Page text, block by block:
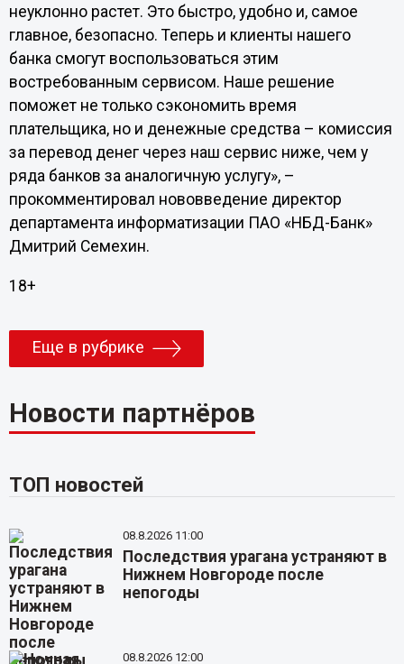
неуклонно растет. Это быстро, удобно и, самое
главное, безопасно. Теперь и клиенты нашего
банка смогут воспользоваться этим
востребованным сервисом. Наше решение
поможет не только сэкономить время
плательщика, но и денежные средства – комиссия
за перевод денег через наш сервис ниже, чем у
ряда банков за аналогичную услугу», –
прокомментировал нововведение директор
департамента информатизации ПАО «НБД-Банк»
Дмитрий Семехин.
18+
Еще в рубрике
Новости партнёров
ТОП новостей
08.8.2026 11:00
Последствия урагана устраняют в
Нижнем Новгороде после
непогоды
08.8.2026 12:00